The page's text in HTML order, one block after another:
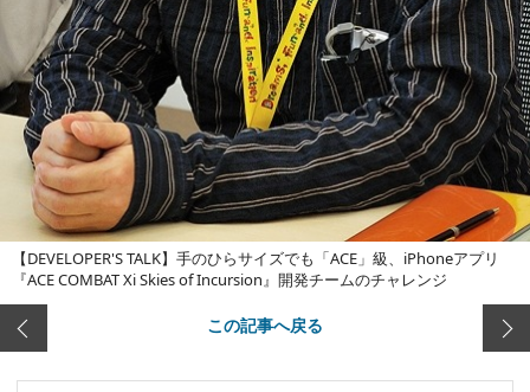
【DEVELOPER'S TALK】手のひらサイズでも「ACE」級、iPhoneアプリ
『ACE COMBAT Xi Skies of Incursion』開発チームのチャレンジ
この記事へ戻る